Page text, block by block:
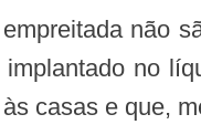
no
casas e que,